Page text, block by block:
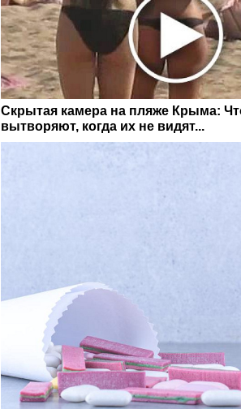
Скрытая камера на пляже Крыма:
вытворяют, когда их не видят...